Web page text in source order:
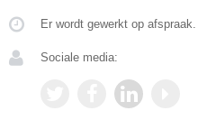
Er wordt gewerkt op afspraak.
Sociale media: